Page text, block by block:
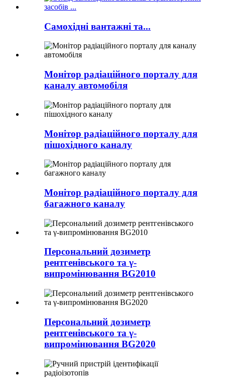
Самохідні вантажні та...
Монітор радіаційного порталу для
каналу автомобіля
Монітор радіаційного порталу для
пішохідного каналу
Монітор радіаційного порталу для
багажного каналу
Персональний дозиметр
рентгенівського та γ-
випромінювання BG2010
Персональний дозиметр
рентгенівського та γ-
випромінювання BG2020